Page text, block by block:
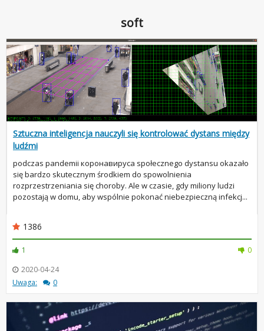
soft
Sztuczna inteligencja nauczyli się kontrolować dystans między
ludźmi
podczas pandemii коронавируса społecznego dystansu okazało
się bardzo skutecznym środkiem do spowolnienia
rozprzestrzeniania się choroby. Ale w czasie, gdy miliony ludzi
pozostają w domu, aby wspólnie pokonać niebezpieczną infekcj...
1386
1
0
2020-04-24
Uwaga:
0